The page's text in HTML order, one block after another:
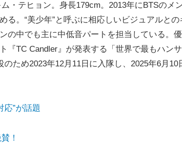
・テヒョン。身長179cm。2013年にBTSのメ
る。“美少年”と呼ぶに相応しいビジュアルとの
の中でも主に中低音パートを担当している。
『TC Candler』が発表する「世界で最もハン
ため2023年12月11日に入隊し、2025年6月10
応”が話題
！